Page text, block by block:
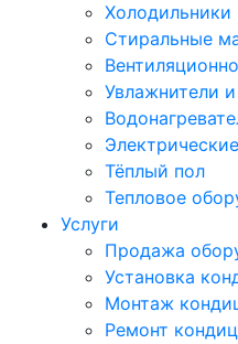
Холодильники
Стиральные
Увлажнители
Тёплый пол
Тепловое
Услуги
Продажа
Установка
Монтаж
Ремонт